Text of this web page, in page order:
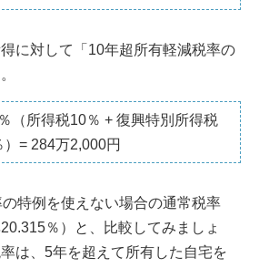
に対して「10年超所有軽減税率の
（所得税10％ + 復興特別所得税
= 284万2,000円
特例を使えない場合の通常税率
％）と、比較してみましょ
は、5年を超えて所有した自宅を